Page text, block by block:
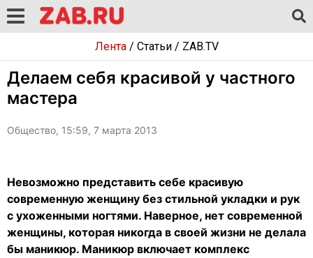
Лента/ Статьи/ ZAB.TV
Делаем себя красивой у частного
мастера
Общество, 15:59, 7 марта 2013
Невозможно представить себе красивую
современную женщину без стильной укладки и рук
с ухоженными ногтями. Наверное, нет современной
женщины, которая никогда в своей жизни не делала
бы маникюр. Маникюр включает комплекс